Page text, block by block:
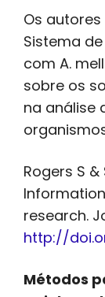
Os
Sistema
com A.
sobre os
na análise
Rogers S
research.
http://
Métodos